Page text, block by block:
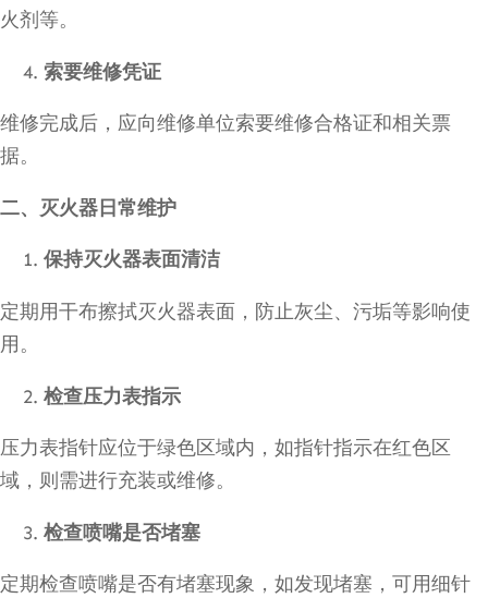
火剂等。
索要维修凭证
维修完成后，应向维修单位索要维修合格证和相关票
据。
二、灭火器日常维护
保持灭火器表面清洁
定期用干布擦拭灭火器表面，防止灰尘、污垢等影响使
用。
检查压力表指示
压力表指针应位于绿色区域内，如指针指示在红色区
域，则需进行充装或维修。
检查喷嘴是否堵塞
定期检查喷嘴是否有堵塞现象，如发现堵塞，可用细针